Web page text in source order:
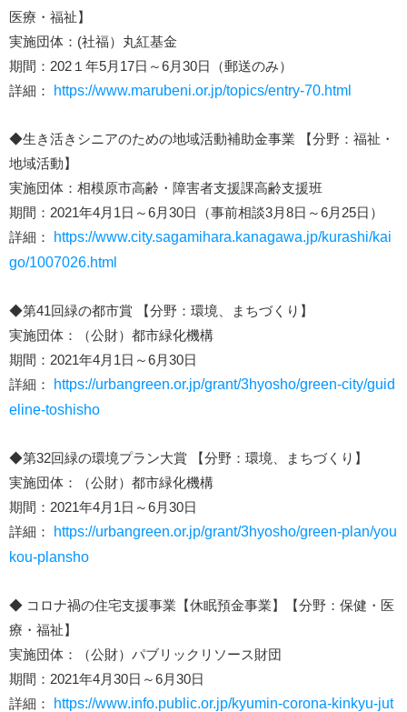
医療・福祉】
実施団体：(社福）丸紅基金
期間：202１年5月17日～6月30日（郵送のみ）
詳細：
https://www.marubeni.or.jp/topics/entry-70.html
◆生き活きシニアのための地域活動補助金事業 【分野：福祉・
地域活動】
実施団体：相模原市高齢・障害者支援課高齢支援班
期間：2021年4月1日～6月30日（事前相談3月8日～6月25日）
詳細：
https://www.city.sagamihara.kanagawa.jp/kurashi/kai
go/1007026.html
◆第41回緑の都市賞 【分野：環境、まちづくり】
実施団体：（公財）都市緑化機構
期間：2021年4月1日～6月30日
詳細：
https://urbangreen.or.jp/grant/3hyosho/green-city/guid
eline-toshisho
◆第32回緑の環境プラン大賞 【分野：環境、まちづくり】
実施団体：（公財）都市緑化機構
期間：2021年4月1日～6月30日
詳細：
https://urbangreen.or.jp/grant/3hyosho/green-plan/you
kou-plansho
◆ コロナ禍の住宅支援事業【休眠預金事業】【分野：保健・医
療・福祉】
実施団体：（公財）パブリックリソース財団
期間：2021年4月30日～6月30日
詳細：
https://www.info.public.or.jp/kyumin-corona-kinkyu-jut